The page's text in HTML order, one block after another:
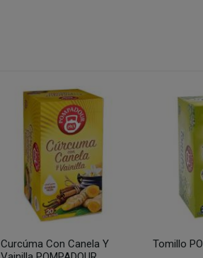
Curcúma Con Canela Y
Tomillo